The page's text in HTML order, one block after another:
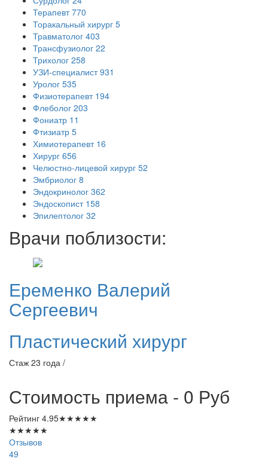
Терапевт 770
Торакальный хирург 5
Травматолог 403
Трансфузиолог 22
Трихолог 258
УЗИ-специалист 931
Уролог 535
Физиотерапевт 194
Флеболог 203
Фониатр 11
Фтизиатр 5
Химиотерапевт 16
Хирург 656
Челюстно-лицевой хирург 52
Эмбриолог 8
Эндокринолог 362
Эндоскопист 158
Эпилептолог 32
Врачи поблизости:
Еременко Валерий
Сергеевич
Пластический хирург
Стаж 23 года /
Стоимость приема - 0 Руб
Рейтинг 4.95★★★★★
★★★★★
Отзывов
49